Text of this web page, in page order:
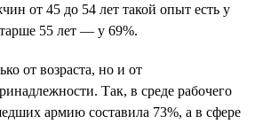
от 45 до 54 лет такой опыт есть у
55 лет — у 69%.
от возраста, но и от
Так, в среде рабочего
армию составила 73%, а в сфере